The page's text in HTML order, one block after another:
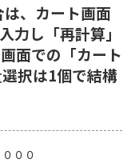
、カート画面
力し「再計算」
面での「カート
択は1個で結構
００